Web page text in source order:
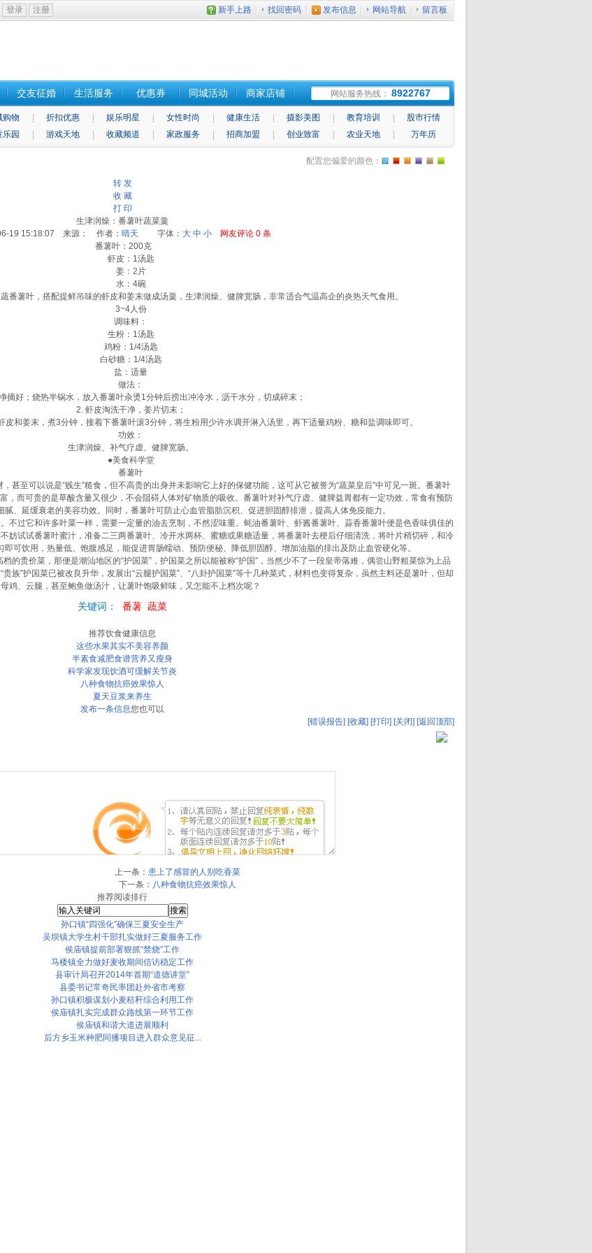
新手上路 找回密码 发布信息 网站导航 留言板
交友征婚 生活服务 优惠券 同城活动 商家店铺 网站服务热线： 8922767
购物 折扣优惠 娱乐明星 女性时尚 健康生活 摄影美图 教育培训
股市行情
乐园 游戏天地 收藏频道 家政服务 招商加盟 创业致富 农业天地 万年历
配置您偏爱的颜色：
转 发
收 藏
打 印
生津润燥：番薯叶蔬菜羹
19 15:18:07 来源： 作者： 晴天 字体： 大 中 小 网友评论 0条
番薯叶：200克
虾皮：1汤匙
姜：2片
水：4碗
薯叶，搭配提鲜吊味的虾皮和姜末做成汤羹，生津润燥、健脾宽肠，非常适合气温高企的炎热天气食用。
3~4人份
调味料：
生粉：1汤匙
鸡粉：1/4汤匙
白砂糖：1/4汤匙
盐：适量
做法：
好；烧热半锅水，放入番薯叶汆烫1分钟后捞出冲冷水，沥干水分，切成碎末；
2. 虾皮淘洗干净，姜片切末；
姜末，煮3分钟，接着下番薯叶滚3分钟，将生粉用少许水调开淋入汤里，再下适量鸡粉、糖和盐调味即可。
功效：
生津润燥、补气疗虚、健脾宽肠。
●美食科学堂
番薯叶
至可以说是“贱生”糙食，但不高贵的出身并未影响它上好的保健功能，这可从它被誉为“蔬菜皇后”中可见一斑。番薯叶
，而可贵的是草酸含量又很少，不会阻碍人体对矿物质的吸收。番薯叶对补气疗虚、健脾益胃都有一定功效，常食有预防
、延缓衰老的美容功效。同时，番薯叶可防止心血管脂肪沉积、促进胆固醇排泄，提高人体免疫能力。
过它和许多叶菜一样，需要一定量的油去烹制，不然涩味重。蚝油番薯叶、虾酱番薯叶、蒜香番薯叶便是色香味俱佳的
妨试试番薯叶蜜汁，准备二三两番薯叶、冷开水两杯、蜜糖或果糖适量，将番薯叶去梗后仔细清洗，将叶片稍切碎，和冷
可饮用，热量低、饱腹感足，能促进胃肠蠕动、预防便秘、降低胆固醇、增加油脂的排出及防止血管硬化等。
贵价菜，那便是潮汕地区的“护国菜”，护国菜之所以能被称“护国”，当然少不了一段皇帝落难，偶尝山野粗菜惊为上品
族”护国菜已被改良升华，发展出“云腿护国菜”、“八卦护国菜”等十几种菜式，材料也变得复杂，虽然主料还是薯叶，但却
鸡、云腿，甚至鲍鱼做汤汁，让薯叶饱吸鲜味，又怎能不上档次呢？
关键词： 番薯 蔬菜
推荐饮食健康信息
这些水果其实不美容养颜
半素食减肥食谱营养又瘦身
科学家发现饮酒可缓解关节炎
八种食物抗癌效果惊人
夏天豆浆来养生
发布一条信息您也可以
[错误报告] [收藏] [打印] [关闭] [返回顶部]
上一条： 患上了感冒的人别吃香菜
下一条： 八种食物抗癌效果惊人
推荐阅读排行
孙口镇“四强化”确保三夏安全生产
吴坝镇大学生村干部扎实做好三夏服务工作
侯庙镇提前部署狠抓“禁烧”工作
马楼镇全力做好麦收期间信访稳定工作
县审计局召开2014年首期“道德讲堂”
县委书记常奇民率团赴外省市考察
孙口镇积极谋划小麦秸秆综合利用工作
侯庙镇扎实完成群众路线第一环节工作
侯庙镇和谐大道进展顺利
后方乡玉米种肥同播项目进入群众意见征...